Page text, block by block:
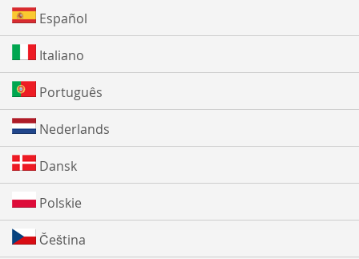
Español
Italiano
Português
Nederlands
Dansk
Polskie
Čeština